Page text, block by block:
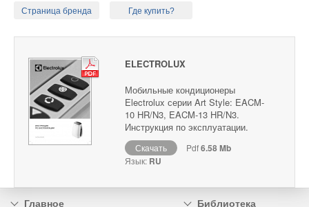
Страница бренда Где купить?
ELECTROLUX
Мобильные кондиционеры
Electrolux серии Art Style: EACM-
10 HR/N3, EACM-13 HR/N3.
Инструкция по эксплуатации.
Скачать Pdf6.58 Mb
Язык: RU
Главное
Библиотека